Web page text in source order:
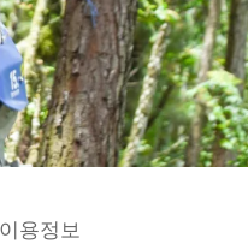
이용정보